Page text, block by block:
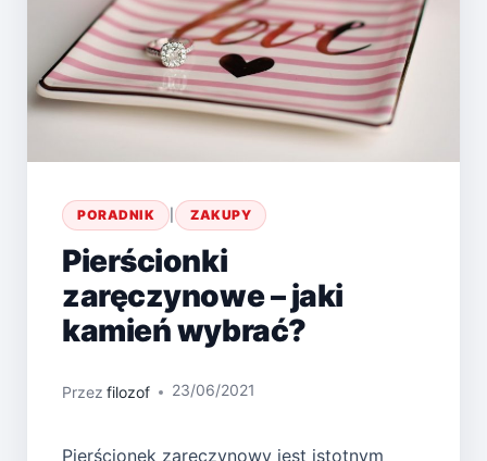
PORADNIK | ZAKUPY
Pierścionki
zaręczynowe – jaki
kamień wybrać?
Przez filozof 23/06/2021
Pierścionek zaręczynowy jest istotnym